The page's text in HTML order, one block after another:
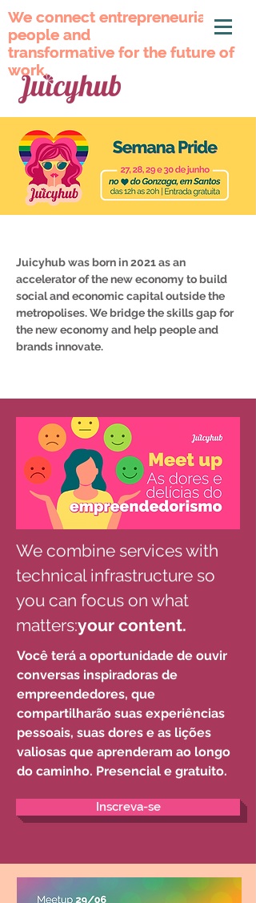
We connect entrepreneurial
people and
transformative for the future of
work.
We connect entrepreneurial
people and
transformative for the future of
work.
Juicyhub was born in 2021 as an
accelerator of the new economy to build
social and economic capital outside the
metropolises. We bridge the skills gap for
the new economy and help people and
brands innovate.
We combine services with
technical infrastructure so
you can focus on what
matters:your content.
Você terá a oportunidade de ouvir
conversas inspiradoras de
empreendedores, que
compartilharão suas experiências
pessoais, suas dores e as lições
valiosas que aprenderam ao longo
do caminho. Presencial e gratuito.
Inscreva-se